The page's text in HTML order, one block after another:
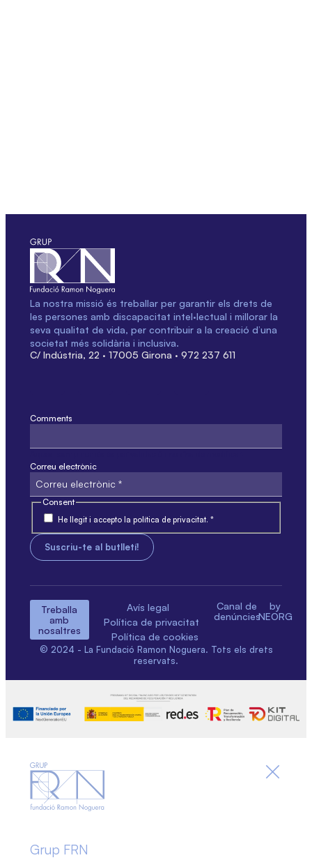
La nostra missió és treballar per garantir els drets de
les persones amb discapacitat intel·lectual i millorar la
seva qualitat de vida, per contribuir a la creació d’una
societat més solidària i inclusiva.
C/ Indústria, 22 · 17005 Girona · 972 237 611
Comments
Correu electrònic
Consent
He llegit i accepto la política de privacitat. *
Treballa
amb
nosaltres
Avís legal
Política de privacitat
Política de cookies
Canal de
denúncies
by
NEORG
© 2024 - La Fundació Ramon Noguera. Tots els drets
reservats.
Grup FRN